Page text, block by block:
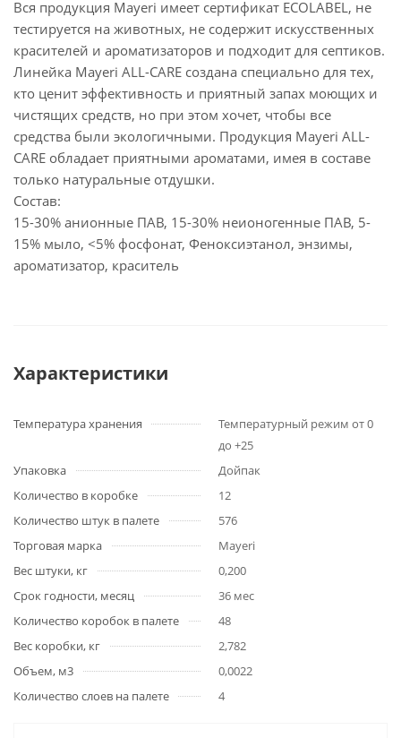
Вся продукция Mayeri имеет сертификат ECOLABEL, не
тестируется на животных, не содержит искусственных
красителей и ароматизаторов и подходит для септиков.
Линейка Mayeri ALL-CARE создана специально для тех,
кто ценит эффективность и приятный запах моющих и
чистящих средств, но при этом хочет, чтобы все
средства были экологичными. Продукция Mayeri ALL-
CARE обладает приятными ароматами, имея в составе
только натуральные отдушки.
Состав:
15-30% анионные ПАВ, 15-30% неионогенные ПАВ, 5-
15% мыло, <5% фосфонат, Феноксиэтанол, энзимы,
ароматизатор, краситель
Характеристики
Температура хранения
Температурный режим от 0
до +25
Упаковка
Дойпак
Количество в коробке
12
Количество штук в палете
576
Торговая марка
Mayeri
Вес штуки, кг
0,200
Срок годности, месяц
36 мес
Количество коробок в палете
48
Вес коробки, кг
2,782
Объем, м3
0,0022
Количество слоев на палете
4